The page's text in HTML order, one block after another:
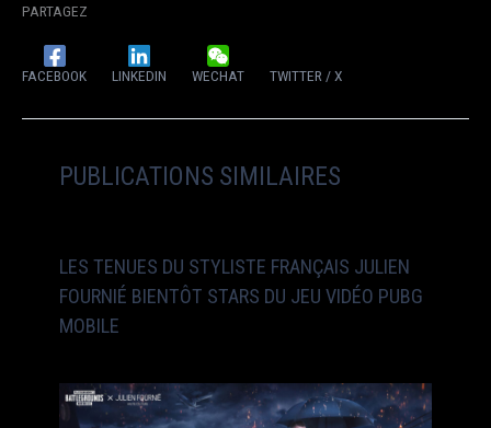
PARTAGEZ
FACEBOOK LINKEDIN WECHAT TWITTER / X
PUBLICATIONS SIMILAIRES
LES TENUES DU STYLISTE FRANÇAIS JULIEN
FOURNIÉ BIENTÔT STARS DU JEU VIDÉO PUBG
MOBILE